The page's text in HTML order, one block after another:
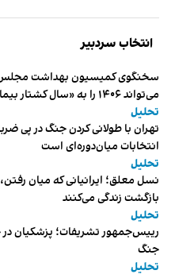
انتخاب سردبیر
سخنگوی کمیسیون بهداشت مجلس:
می‌تواند ۱۴۰۶ را به «سال کشتار بیماران» تبدیل کند
تحلیل
تهران با طولانی کردن جنگ در پی
انتخابات میان‌دوره‌ای است
تحلیل
نسل معلق؛ ایرانیانی که میان
بازگشت زندگی می‌کنند
تحلیل
رییس‌جمهور تشریفات؛ پزشکیان
جنگ
تحلیل